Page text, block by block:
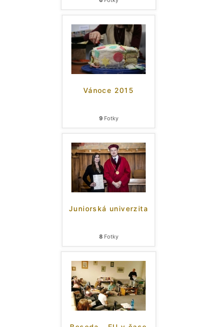
Vánoce 2015
9Fotky
Juniorská univerzita
8Fotky